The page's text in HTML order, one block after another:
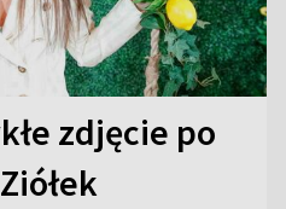
zdjęcie po